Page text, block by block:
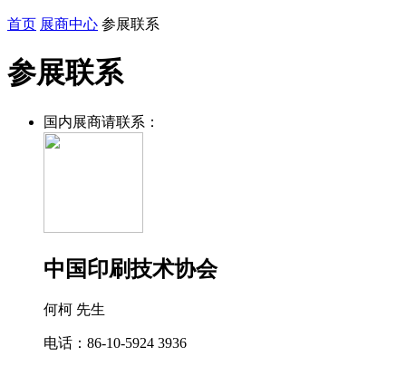
首页 展商中心 参展联系
参展联系
国内展商请联系：
中国印刷技术协会
何柯 先生
电话：86-10-5924 3936